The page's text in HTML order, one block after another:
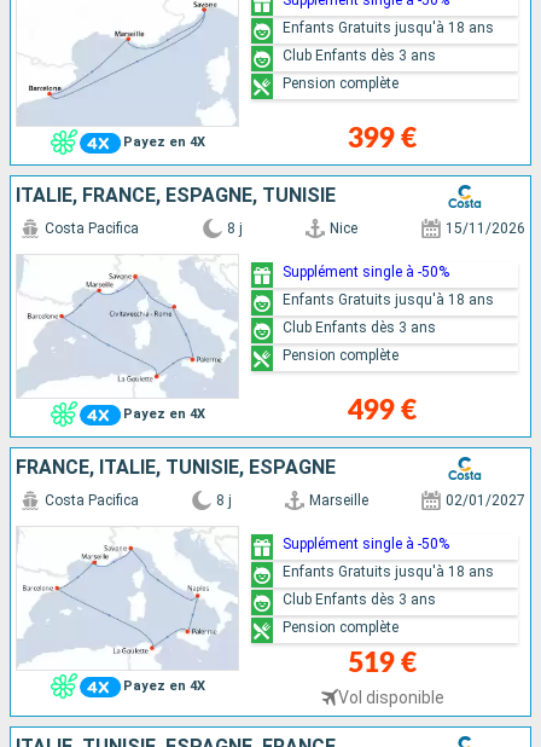
Payez en 4X 399 €
Enfants Gratuits jusqu'à 18 ans
Club Enfants dès 3 ans
Pension complète
ITALIE, FRANCE, ESPAGNE, TUNISIE
Payez en 4X
Costa Pacifica 8 j Nice 15/11/2026
499 €
Supplément single à -50%
Enfants Gratuits jusqu'à 18 ans
Club Enfants dès 3 ans
Pension complète
FRANCE, ITALIE, TUNISIE, ESPAGNE
Payez en 4X
Costa Pacifica 8 j Marseille 02/01/2027
519 €
Vol disponible
Supplément single à -50%
Enfants Gratuits jusqu'à 18 ans
Club Enfants dès 3 ans
Pension complète